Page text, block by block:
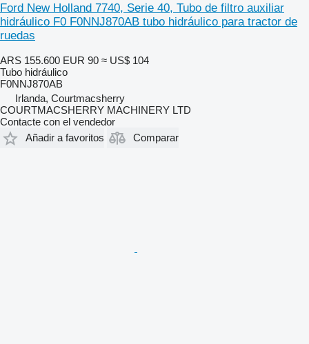
Ford New Holland 7740, Serie 40, Tubo de filtro auxiliar
hidráulico F0 F0NNJ870AB tubo hidráulico para tractor de
ruedas
ARS 155.600 EUR 90 ≈ US$ 104
Tubo hidráulico
F0NNJ870AB
Irlanda, Courtmacsherry
COURTMACSHERRY MACHINERY LTD
Contacte con el vendedor
Añadir a favoritos
Comparar